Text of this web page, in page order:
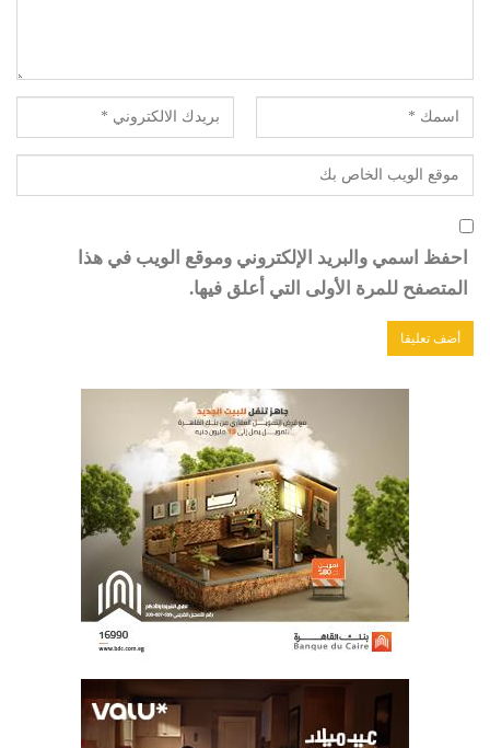
احفظ اسمي والبريد الإلكتروني وموقع الويب في هذا
المتصفح للمرة الأولى التي أعلق فيها.